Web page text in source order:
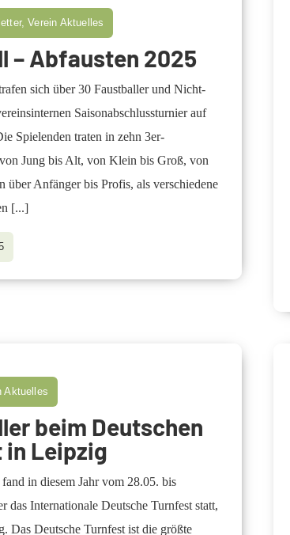
Verein Aktuelles
– Abfausten 2025
sich über 30 Faustballer und Nicht-
Saisonabschlussturnier auf
Spielenden traten in zehn 3er-
Jung bis Alt, von Klein bis Groß, von
über Anfänger bis Profis, als verschiedene
[...]
Aktuelles
beim Deutschen
Leipzig
in diesem Jahr vom 28.05. bis
das Internationale Deutsche Turnfest statt,
Das Deutsche Turnfest ist die größte